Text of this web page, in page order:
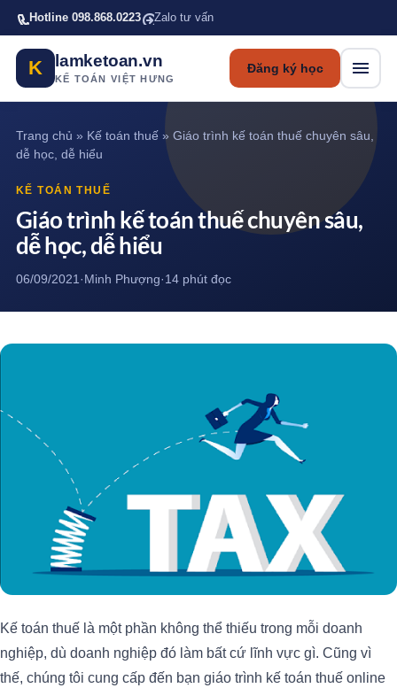
Bỏ qua tới nội dung chính
Hotline 098.868.0223 Zalo tư vấn
K lamketoan.vn
KẾ TOÁN VIỆT HƯNG
Đăng ký học
Trang chủ » Kế toán thuế » Giáo trình kế toán thuế chuyên sâu,
dễ học, dễ hiểu
KẾ TOÁN THUẾ
Giáo trình kế toán thuế chuyên sâu,
dễ học, dễ hiểu
06/09/2021 ·Minh Phượng·14 phút đọc
Kế toán thuế là một phần không thể thiếu trong mỗi doanh
nghiệp, dù doanh nghiệp đó làm bất cứ lĩnh vực gì. Cũng vì
thế, chúng tôi cung cấp đến bạn giáo trình kế toán thuế online